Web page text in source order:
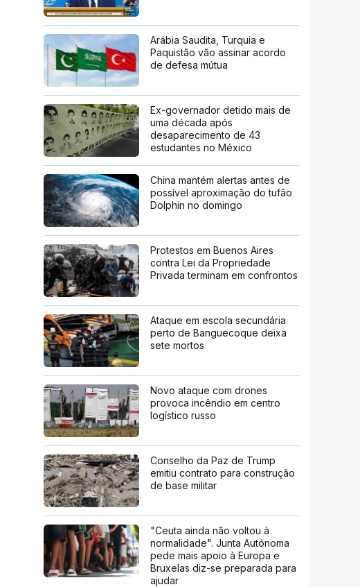
Arábia Saudita, Turquia e
Paquistão vão assinar acordo
de defesa mútua
Ex-governador detido mais de
uma década após
desaparecimento de 43
estudantes no México
China mantém alertas antes de
possível aproximação do tufão
Dolphin no domingo
Protestos em Buenos Aires
contra Lei da Propriedade
Privada terminam em confrontos
Ataque em escola secundária
perto de Banguecoque deixa
sete mortos
Novo ataque com drones
provoca incêndio em centro
logístico russo
Conselho da Paz de Trump
emitiu contrato para construção
de base militar
"Ceuta ainda não voltou à
normalidade". Junta Autónoma
pede mais apoio à Europa e
Bruxelas diz-se preparada para
ajudar